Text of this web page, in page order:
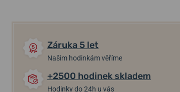
Záruka 5 let
Našim hodinkám věříme
+2500 hodinek skladem
Hodinky do 24h u vás